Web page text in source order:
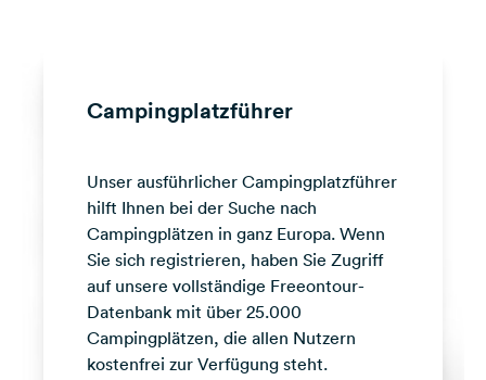
Facebook
Instagram
Campingplatzführer
Unser ausführlicher Campingplatzführer
hilft Ihnen bei der Suche nach
Campingplätzen in ganz Europa. Wenn
Sie sich registrieren, haben Sie Zugriff
auf unsere vollständige Freeontour-
Datenbank mit über 25.000
Campingplätzen, die allen Nutzern
kostenfrei zur Verfügung steht.